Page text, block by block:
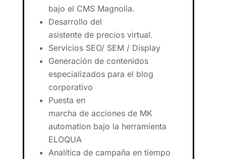
bajo el CMS Magnolia.
Desarrollo del
asistente deprecios virtual.
Servicios SEO/ SEM / Display
Generación decontenidos
especializados para el blog
corporativo
Puesta en
marcha deacciones deMK
automation bajo la herramienta
ELOQUA
Analítica decampaña en tiempo